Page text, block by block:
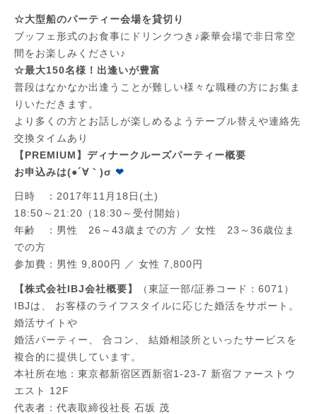
☆大型船のパーティー会場を貸切り
ブッフェ形式のお食事にドリンクつき♪豪華会場で非日常空
間をお楽しみください♪
☆最大150名様！出逢いが豊富
普段はなかなか出逢うことが難しい様々な職種の方にお集ま
りいただきます。
より多くの方とお話しが楽しめるようテーブル替えや連絡先
交換タイムあり
【PREMIUM】ディナークルーズパーティー概要
お申込みは(●´∀｀)σ ❤
日時 ：2017年11月18日(土)
18:50～21:20（18:30～受付開始）
年齢 ：男性 26～43歳までの方 ／ 女性 23～36歳位ま
での方
参加費：男性 9,800円 ／ 女性 7,800円
【株式会社IBJ会社概要】
（東証一部/証券コード：6071）
IBJは、 お客様のライフスタイルに応じた婚活をサポート。
婚活サイトや
婚活パーティー、 合コン、 結婚相談所といったサービスを
複合的に提供しています。
本社所在地：東京都新宿区西新宿1-23-7 新宿ファーストウ
エスト 12F
代表者：代表取締役社長 石坂 茂